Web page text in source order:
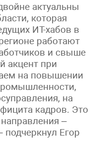
актуальны
которая
ИТ-хабов в
работают
и свыше
акцент при
на повышении
на
кадров. Это
–
Егор